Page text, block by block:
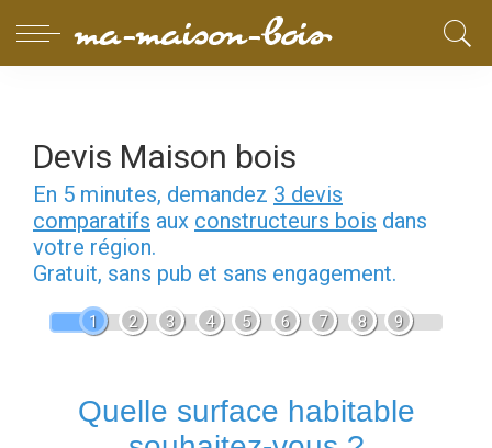
Devis Maison bois
En 5 minutes, demandez 3 devis
comparatifs aux constructeurs bois dans
votre région.
Gratuit, sans pub et sans engagement.
1 2 3 4 5 6 7 8 9
Quelle surface habitable